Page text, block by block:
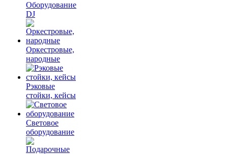
Оборудование
DJ
Оркестровые,
народные
Рэковые
стойки, кейсы
Световое
оборудование